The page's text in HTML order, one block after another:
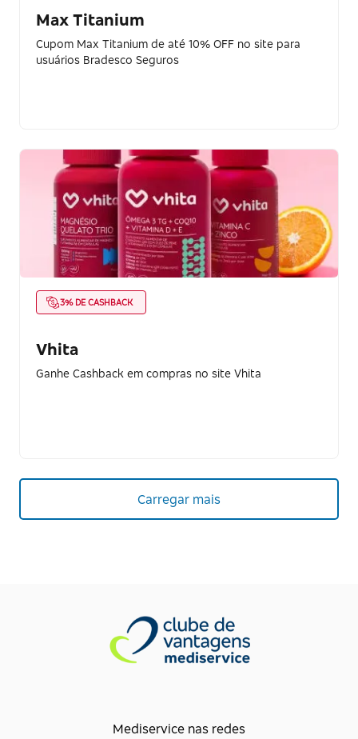
Max Titanium
Cupom Max Titanium de até 10% OFF no site para
usuários Bradesco Seguros
3% DE CASHBACK
Vhita
Ganhe Cashback em compras no site Vhita
Carregar mais
Mediservice nas redes